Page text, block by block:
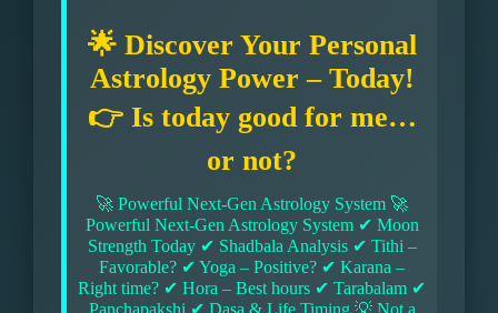
🌟 Discover Your Personal
Astrology Power – Today!
👉 Is today good for me…
or not?
🚀 Powerful Next-Gen Astrology System 🚀
Powerful Next-Gen Astrology System ✔ Moon
Strength Today ✔ Shadbala Analysis ✔ Tithi –
Favorable? ✔ Yoga – Positive? ✔ Karana –
Right time? ✔ Hora – Best hours ✔ Tarabalam ✔